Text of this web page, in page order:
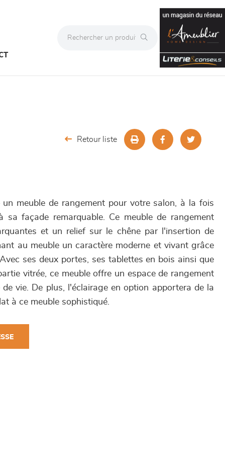
Retour liste
un meuble de rangement pour votre salon, à la fois
sa façade remarquable. Ce meuble de rangement
et un relief sur le chêne par l'insertion de
au meuble un caractère moderne et vivant grâce
ses deux portes, ses tablettes en bois ainsi que
vitrée, ce meuble offre un espace de rangement
vie. De plus, l'éclairage en option apportera de la
à ce meuble sophistiqué.